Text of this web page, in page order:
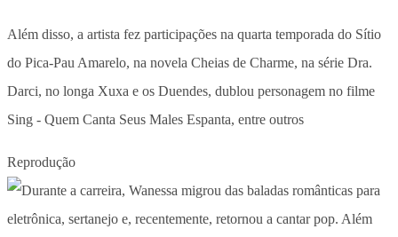
Além disso, a artista fez participações na quarta temporada do Sítio
do Pica-Pau Amarelo, na novela Cheias de Charme, na série Dra.
Darci, no longa Xuxa e os Duendes, dublou personagem no filme
Sing - Quem Canta Seus Males Espanta, entre outros
Reprodução